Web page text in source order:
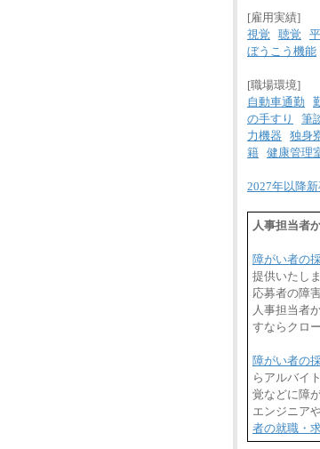
[雇用実績]
視覚
聴覚
ぼうこう機能
[職場環境]
自動車通勤
の手すり
筆
力機器
独身
籍 健康管理
2027年以降
人事担当者
障がい者の
提供いたしま
応募者の障
人事担当者
すならクロ
障がい者の
らアルバイ
覚などに障
エンジニア
者の就職・